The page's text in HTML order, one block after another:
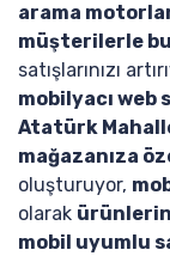
arama
müşterilerle
satışlarınızı
mobilyacı
Atatürk
mağazanıza
oluşturuyor,
olarak
mobil uyumlu